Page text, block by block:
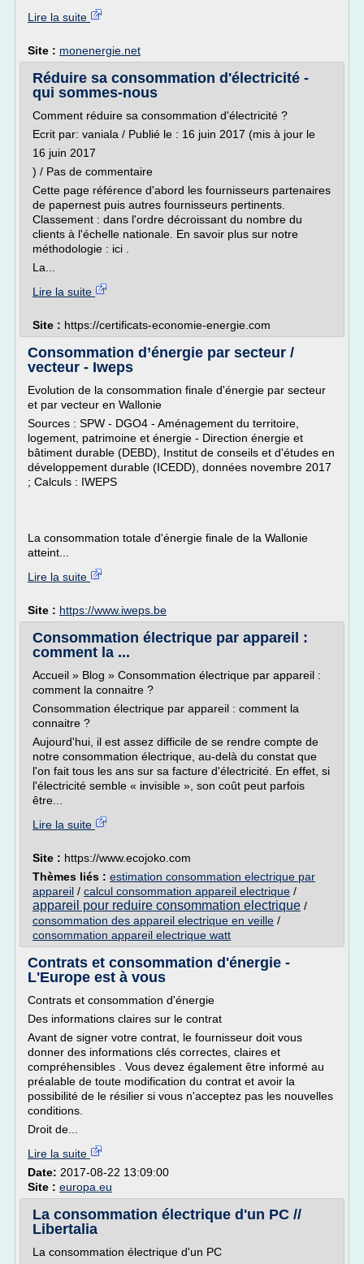
Lire la suite
Site : monenergie.net
Réduire sa consommation d'électricité -
qui sommes-nous
Comment réduire sa consommation d'électricité ?
Ecrit par: vaniala / Publié le : 16 juin 2017 (mis à jour le
16 juin 2017
) / Pas de commentaire
Cette page référence d'abord les fournisseurs partenaires
de papernest puis autres fournisseurs pertinents.
Classement : dans l'ordre décroissant du nombre du
clients à l'échelle nationale. En savoir plus sur notre
méthodologie : ici .
La...
Lire la suite
Site : https://certificats-economie-energie.com
Consommation d’énergie par secteur /
vecteur - Iweps
Evolution de la consommation finale d'énergie par secteur
et par vecteur en Wallonie
Sources : SPW - DGO4 - Aménagement du territoire,
logement, patrimoine et énergie - Direction énergie et
bâtiment durable (DEBD), Institut de conseils et d'études en
développement durable (ICEDD), données novembre 2017
; Calculs : IWEPS
La consommation totale d'énergie finale de la Wallonie
atteint...
Lire la suite
Site : https://www.iweps.be
Consommation électrique par appareil :
comment la ...
Accueil » Blog » Consommation électrique par appareil :
comment la connaitre ?
Consommation électrique par appareil : comment la
connaitre ?
Aujourd'hui, il est assez difficile de se rendre compte de
notre consommation électrique, au-delà du constat que
l'on fait tous les ans sur sa facture d'électricité. En effet, si
l'électricité semble « invisible », son coût peut parfois
être...
Lire la suite
Site : https://www.ecojoko.com
Thèmes liés : estimation consommation electrique par
appareil / calcul consommation appareil electrique /
appareil pour reduire consommation electrique /
consommation des appareil electrique en veille /
consommation appareil electrique watt
Contrats et consommation d'énergie -
L'Europe est à vous
Contrats et consommation d'énergie
Des informations claires sur le contrat
Avant de signer votre contrat, le fournisseur doit vous
donner des informations clés correctes, claires et
compréhensibles . Vous devez également être informé au
préalable de toute modification du contrat et avoir la
possibilité de le résilier si vous n'acceptez pas les nouvelles
conditions.
Droit de...
Lire la suite
Date: 2017-08-22 13:09:00
Site : europa.eu
La consommation électrique d'un PC //
Libertalia
La consommation électrique d'un PC